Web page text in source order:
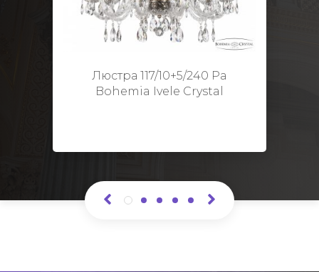
Люстра 117/10+5/240 Pa
Bohemia Ivele Crystal
Кол-во ламп: 15
Диаметр: 70 см